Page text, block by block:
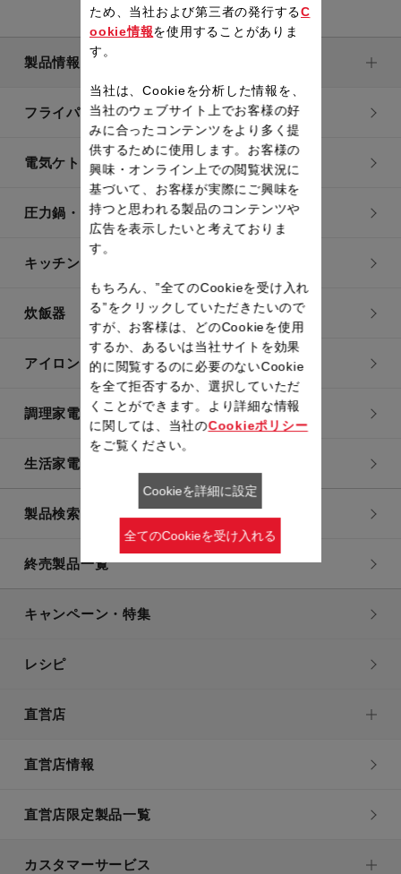
製品情報
フライパン・鍋
電気ケトル
圧力鍋・電気圧力鍋
キッチン用品
炊飯器
アイロン・衣類スチーマー
調理家電
生活家電
製品検索一覧
終売製品一覧
キャンペーン・特集
レシピ
直営店
直営店情報
直営店限定製品一覧
カスタマーサービス
ため、当社および第三者の発行するC
ookie情報を使用することがありま
す。
当社は、Cookieを分析した情報を、
当社のウェブサイト上でお客様の好
みに合ったコンテンツをより多く提
供するために使用します。お客様の
興味・オンライン上での閲覧状況に
基づいて、お客様が実際にご興味を
持つと思われる製品のコンテンツや
広告を表示したいと考えておりま
す。
もちろん、”全てのCookieを受け入れ
る”をクリックしていただきたいので
すが、お客様は、どのCookieを使用
するか、あるいは当社サイトを効果
的に閲覧するのに必要のないCookie
を全て拒否するか、選択していただ
くことができます。より詳細な情報
に関しては、当社のCookieポリシー
をご覧ください。
Cookieを詳細に設定
全てのCookieを受け入れる